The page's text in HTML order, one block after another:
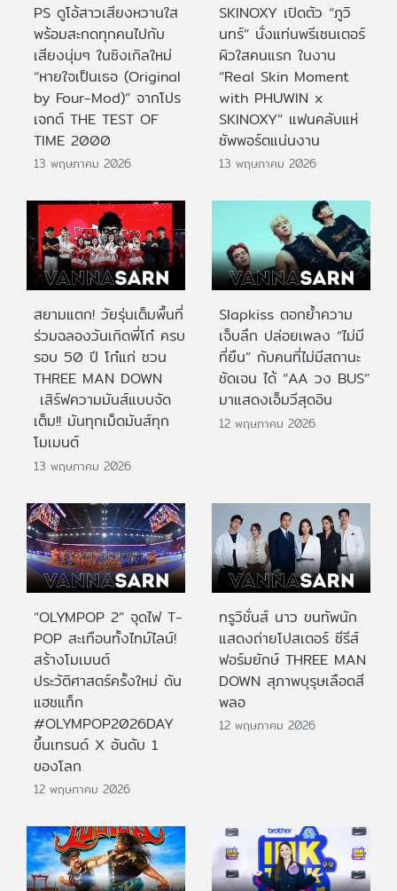
PS ดูโอ้สาวเสียงหวานใส
พร้อมสะกดทุกคนไปกับ
เสียงนุ่มๆ ในซิงเกิลใหม่
“หายใจเป็นเธอ (Original
by Four-Mod)” จากโปร
เจกต์ THE TEST OF
TIME 2000
13 พฤษภาคม 2026
SKINOXY เปิดตัว “ภูวิ
นทร์” นั่งแท่นพรีเซนเตอร์
ผิวใสคนแรก ในงาน
“Real Skin Moment
with PHUWIN x
SKINOXY” แฟนคลับแห่
ซัพพอร์ตแน่นงาน
13 พฤษภาคม 2026
สยามแตก! วัยรุ่นเต็มพื้นที่
ร่วมฉลองวันเกิดพี่โก๋ ครบ
รอบ 50 ปี โก๋แก่ ชวน
THREE MAN DOWN
เสิร์ฟความมันส์แบบจัด
เต็ม!! มันทุกเม็ดมันส์ทุก
โมเมนต์
13 พฤษภาคม 2026
Slapkiss ตอกย้ำความ
เจ็บลึก ปล่อยเพลง “ไม่มี
ที่ยืน” กับคนที่ไม่มีสถานะ
ชัดเจน ได้ “AA วง BUS”
มาแสดงเอ็มวีสุดอิน
12 พฤษภาคม 2026
“OLYMPOP 2” จุดไฟ T-
POP สะเทือนทั้งไทม์ไลน์!
สร้างโมเมนต์
ประวัติศาสตร์ครั้งใหม่ ดัน
แฮชแท็ก
#OLYMPOP2026DAY
ขึ้นเทรนด์ X อันดับ 1
ของโลก
12 พฤษภาคม 2026
ทรูวิชั่นส์ นาว ขนทัพนัก
แสดงถ่ายโปสเตอร์ ซีรีส์
ฟอร์มยักษ์ THREE MAN
DOWN สุภาพบุรุษเลือดสี
พลอ
12 พฤษภาคม 2026